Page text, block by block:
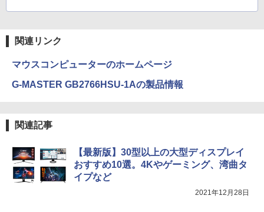
￥250
ベルレス 650mlPET×24本
関連リンク
マウスコンピューターのホームページ
G-MASTER GB2766HSU-1Aの製品情報
関連記事
【最新版】30型以上の大型ディスプレイ
おすすめ10選。4Kやゲーミング、湾曲タ
イプなど
2021年12月28日